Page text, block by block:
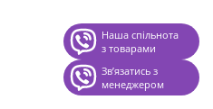
Наша спільнота
з товарами
Звʼязатись з
менеджером